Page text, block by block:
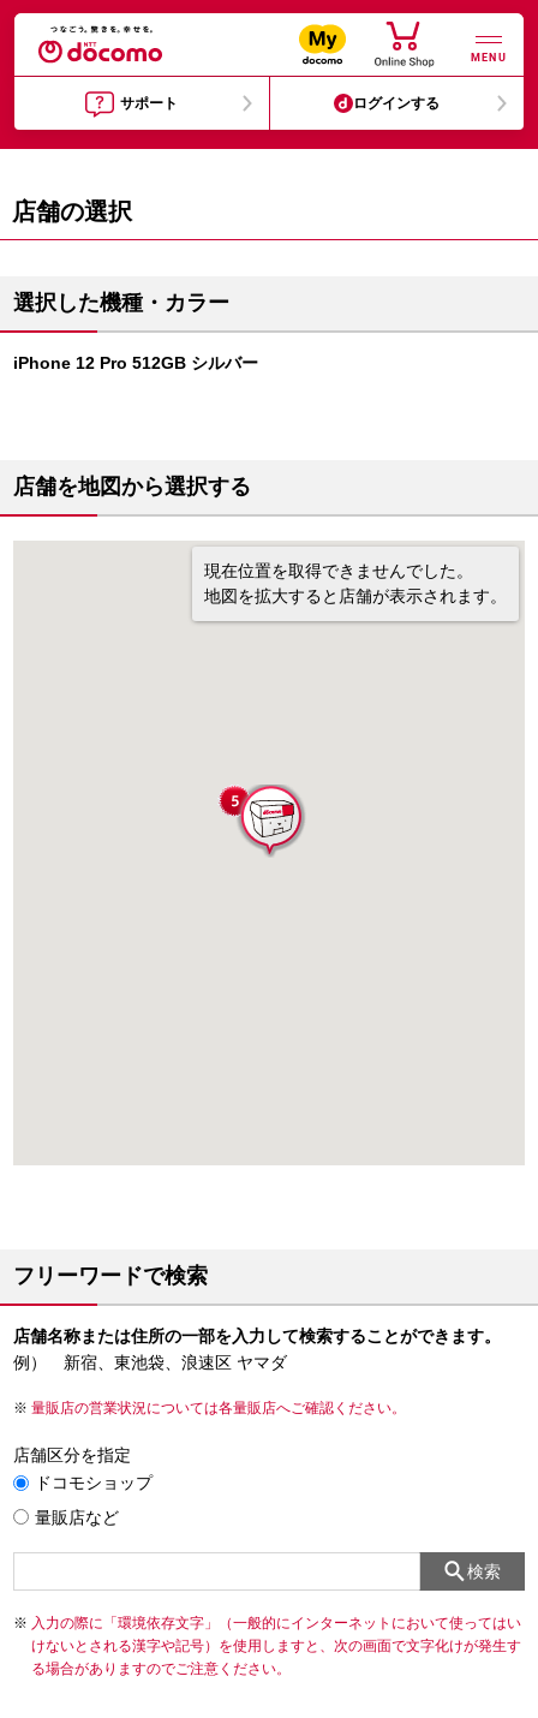
MENU
サポート ログインする
店舗の選択
選択した機種・カラー
iPhone 12 Pro 512GB シルバー
店舗を地図から選択する
現在位置を取得できませんでした。
地図を拡大すると店舗が表示されます。
フリーワードで検索
店舗名称または住所の一部を入力して検索することができます。
例） 新宿、東池袋、浪速区 ヤマダ
量販店の営業状況については各量販店へご確認ください。
店舗区分を指定
ドコモショップ
量販店など
検索
入力の際に「環境依存文字」（一般的にインターネットにおいて使ってはい
けないとされる漢字や記号）を使用しますと、次の画面で文字化けが発生す
る場合がありますのでご注意ください。